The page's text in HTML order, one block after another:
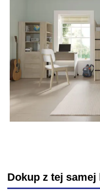
Dokup z tej samej